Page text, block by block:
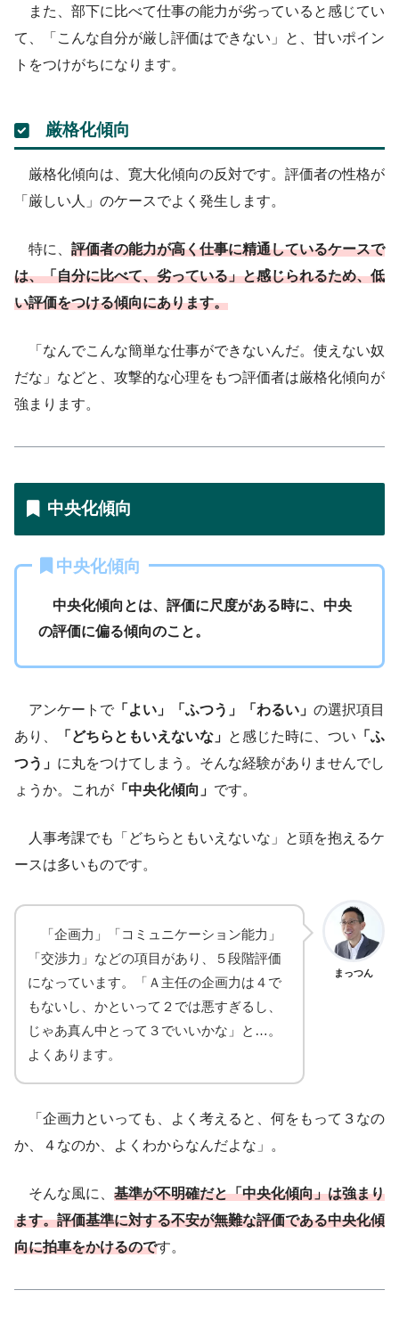
また、部下に比べて仕事の能力が劣っていると感じてい
て、「こんな自分が厳し評価はできない」と、甘いポイン
トをつけがちになります。
厳格化傾向
厳格化傾向は、寛大化傾向の反対です。評価者の性格が
「厳しい人」のケースでよく発生します。
特に、 評価者の能力が高く仕事に精通しているケースで
は、「自分に比べて、劣っている」と感じられるため、低
い評価をつける傾向にあります。
「なんでこんな簡単な仕事ができないんだ。使えない奴
だな」などと、攻撃的な心理をもつ評価者は厳格化傾向が
強まります。
中央化傾向
中央化傾向
中央化傾向とは、評価に尺度がある時に、中央
の評価に偏る傾向のこと。
アンケートで 「よい」「ふつう」「わるい」 の選択項目
あり、
「どちらともいえないな」 と感じた時に、つい 「ふ
つう」 に丸をつけてしまう。そんな経験がありませんでし
ょうか。これが 「中央化傾向」 です。
人事考課でも「どちらともいえないな」と頭を抱えるケ
ースは多いものです。
まっつん
「企画力」「コミュニケーション能力」
「交渉力」などの項目があり、５段階評価
になっています。「Ａ主任の企画力は４で
もないし、かといって２では悪すぎるし、
じゃあ真ん中とって３でいいかな」と…。
よくあります。
「企画力といっても、よく考えると、何をもって３なの
か、４なのか、よくわからなんだよな」。
そんな風に、 基準が不明確だと「中央化傾向」は強まり
ます。評価基準に対する不安が無難な評価である中央化傾
向に拍車をかけるのです。